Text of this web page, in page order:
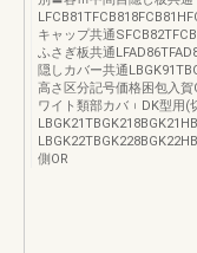
キャップ共通
ふさぎ板共通
隠しカバー共通
高さ区分記号価格困包入
ワイト類部カバ︲DK型用(
側OR